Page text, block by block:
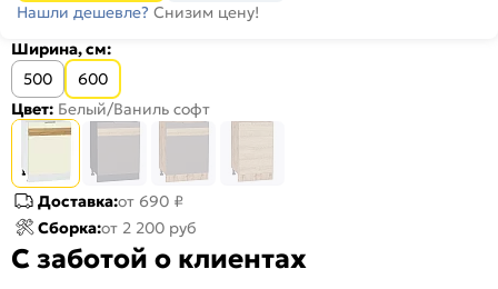
Нашли дешевле? Снизим цену!
Ширина, см:
500
600
Цвет: Белый/Ваниль софт
Доставка:от 690 ₽
Сборка:от 2 200 руб
С заботой о клиентах